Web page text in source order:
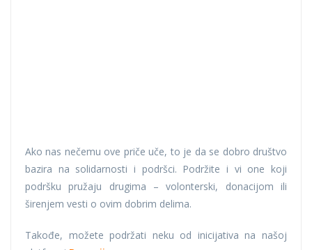
Ako nas nečemu ove priče uče, to je da se dobro društvo
bazira na solidarnosti i podršci. Podržite i vi one koji
podršku pružaju drugima – volonterski, donacijom ili
širenjem vesti o ovim dobrim delima.
Takođe, možete podržati neku od inicijativa na našoj